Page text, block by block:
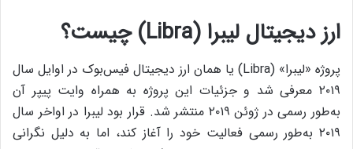
ارز دیجیتال لیبرا (Libra) چیست؟
پروژه «لیبرا» (Libra) یا همان ارز دیجیتال فیس‌بوک در اوایل سال
۲۰۱۹ معرفی شد و جزئیات این پروژه به همراه وایت پیپر آن
به‌طور رسمی در ژوئن ۲۰۱۹ منتشر شد. قرار بود لیبرا در اواخر سال
۲۰۱۹ به‌طور رسمی فعالیت خود را آغاز کند، اما به دلیل نگرانی